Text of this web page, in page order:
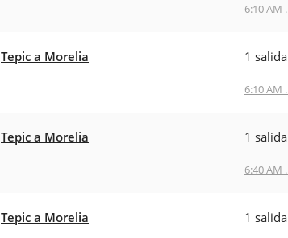
6:10 AM
Tepic a Morelia 1 salida
6:10 AM
Tepic a Morelia 1 salida
6:40 AM
Tepic a Morelia 1 salida